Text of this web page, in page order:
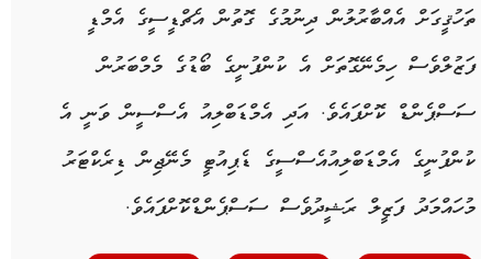
ތަހުޤީގަށް އެއްބާރުލުން ދިނުމުގެ ގޮތުން އެޗްޑީސީގެ އެމްޑީ
ފަޒުލްވެސް ހިމެނޭގޮތަށް އެ ކުންފުނީގެ ބޯޑުގެ މެމްބަރުން
ސަސްޕެންޑް ކޮށްފައެވެ. އަދި އެމްޑަބްލިއު އެސްސީން ވަނީ އެ
ކުންފުނީގެ އެމްޑަބްލިއުއެސްސީގެ ޑެޕިއުޓީ މެނޭޖިން ޑިރެކްޓަރު
މުހައްމަދު ފަޒީލް ރަޝީދުވެސް ސަސްޕެންޑްކޮށްފައެވެ.